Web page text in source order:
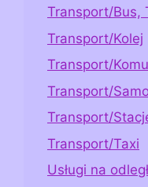
Transport/Bus,
Transport/Kolej
Transport/
Transport/
Transport/
Transport/Taxi
Usługi na